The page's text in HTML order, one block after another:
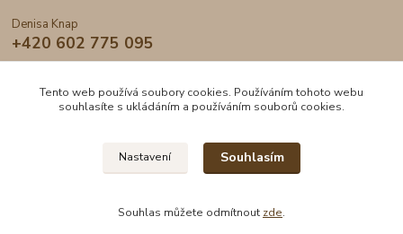
Denisa Knap
+420 602 775 095
2024 © DogDen.cz, všechna práva vyhrazena
Tento web používá soubory cookies. Používáním tohoto webu
souhlasíte s ukládáním a používáním souborů cookies.
Nastavení Souhlasím
Souhlas můžete odmítnout zde.